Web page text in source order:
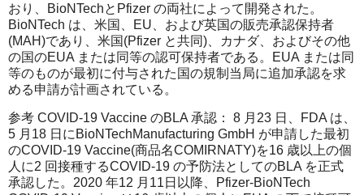
おり、BioNTechとPfizer の両社によって開発された。
BioNTech は、米国、EU、および英国の販売承認保持者
(MAH)であり、米国(Pfizer と共同)、カナダ、およびその他
の国のEUA または同等の認可保持者である。EUA または同
等のものが最初に付与された国の規制当局に追加承認を求
める申請が計画されている。
参考 COVID-19 Vaccine のBLA 承認： 8 月23 日、FDA は、
5 月18 日にBioNTechManufacturing GmbH が申請した最初
のCOVID-19 Vaccine(商品名COMIRNATY)を16 歳以上の個
人に2 回接種するCOVID-19 の予防法としてのBLA を正式
承認した。2020 年12 月11日以降、Pfizer-BioNTech